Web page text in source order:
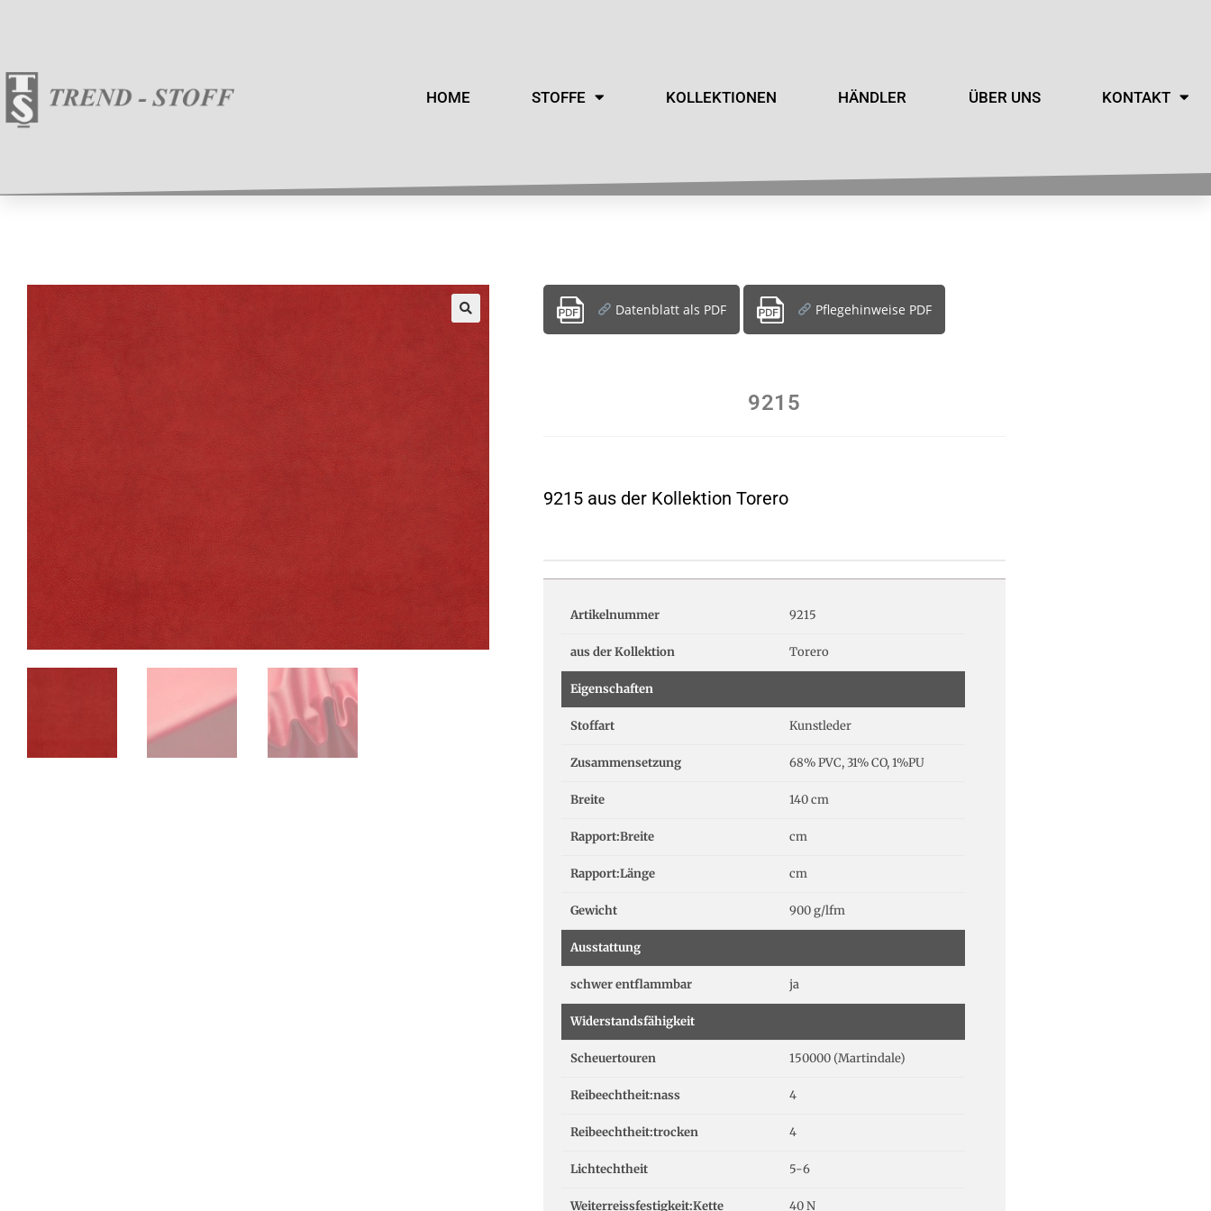
HOME STOFFE KOLLEKTIONEN HÄNDLER ÜBER UNS KONTAKT
Datenblatt als PDF Pflegehinweise PDF
9215
9215 aus der Kollektion Torero
Artikelnummer 9215
aus der Kollektion Torero
Eigenschaften
Stoffart Kunstleder
Zusammensetzung 68% PVC, 31% CO, 1%PU
Breite 140 cm
Rapport:Breite cm
Rapport:Länge cm
Gewicht 900 g/lfm
Ausstattung
schwer entflammbar ja
Widerstandsfähigkeit
Scheuertouren 150000 (Martindale)
Reibeechtheit:nass 4
Reibeechtheit:trocken 4
Lichtechtheit 5-6
Weiterreissfestigkeit:Kette 40 N